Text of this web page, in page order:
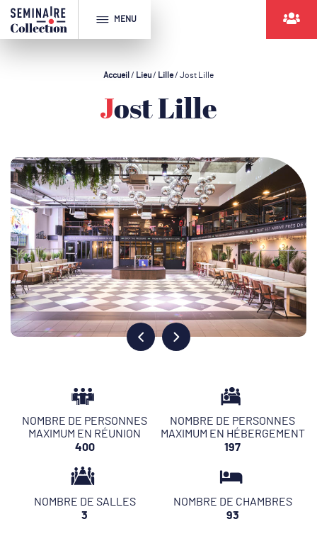
MENU
Accueil / Lieu/ Lille/ Jost Lille
Jost Lille
NOMBRE DE PERSONNES
MAXIMUM EN RÉUNION
400
NOMBRE DE PERSONNES
MAXIMUM EN HÉBERGEMENT
197
NOMBRE DE SALLES
3
NOMBRE DE CHAMBRES
93